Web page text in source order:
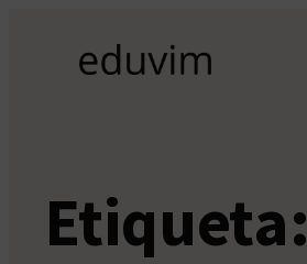
contenido
Etiqueta: